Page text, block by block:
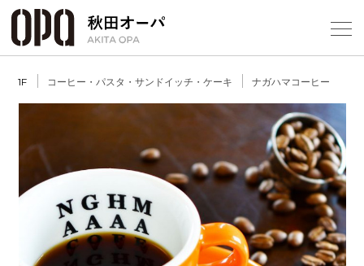
1F コーヒー・パスタ・サンドイッチ・ケーキ ナガハマコーヒー
フロア
ショッ
レスト